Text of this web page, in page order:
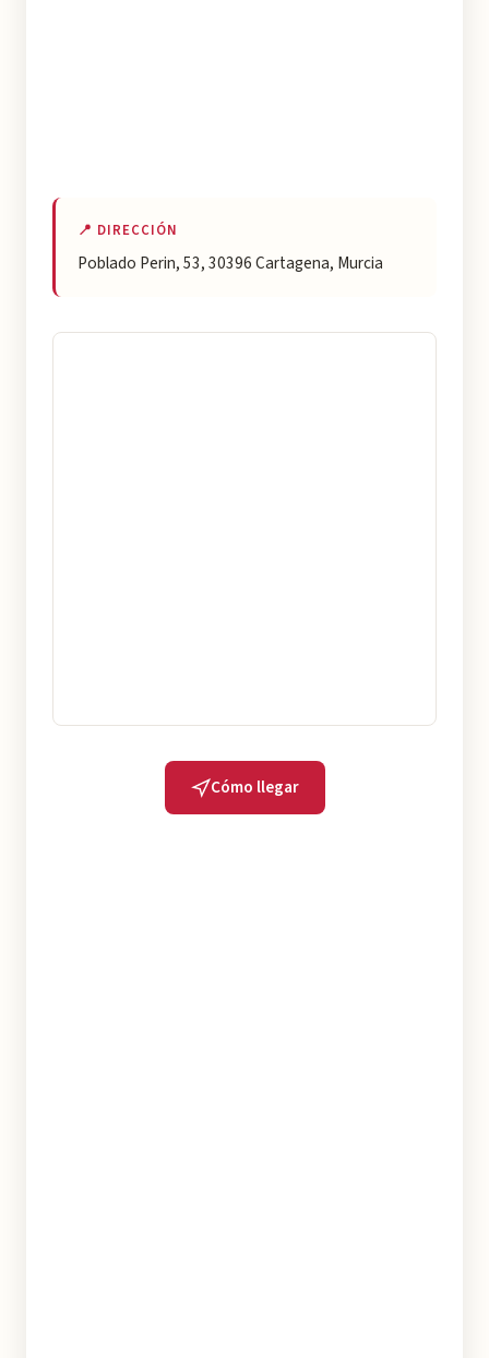
📍 DIRECCIÓN
Poblado Perin, 53, 30396 Cartagena, Murcia
Cómo llegar